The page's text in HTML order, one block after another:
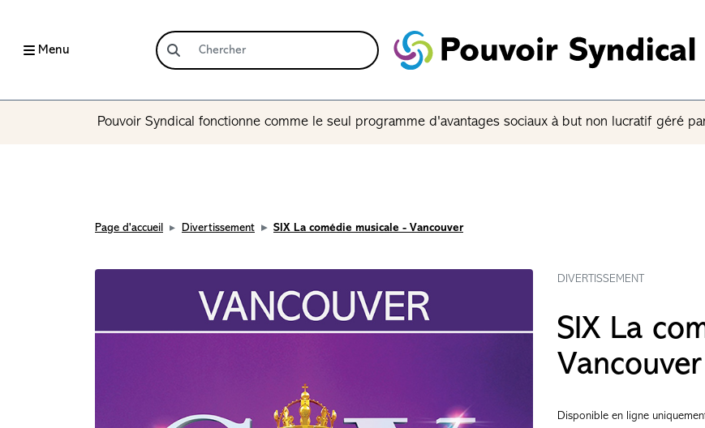
Menu
Pouvoir Syndical fonctionne comme le seul programme d'avantages sociaux à but non lucratif géré
Page d'accueil Divertissement SIX La comédie musicale - Vancouver
DIVERTISSEMENT
SIX La
Vancouver
Disponible en ligne